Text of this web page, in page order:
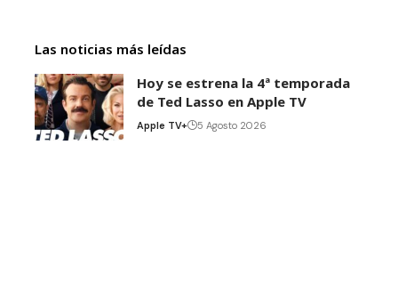
Las noticias más leídas
Hoy se estrena la 4ª temporada
de Ted Lasso en Apple TV
Apple TV+ 5 Agosto 2026